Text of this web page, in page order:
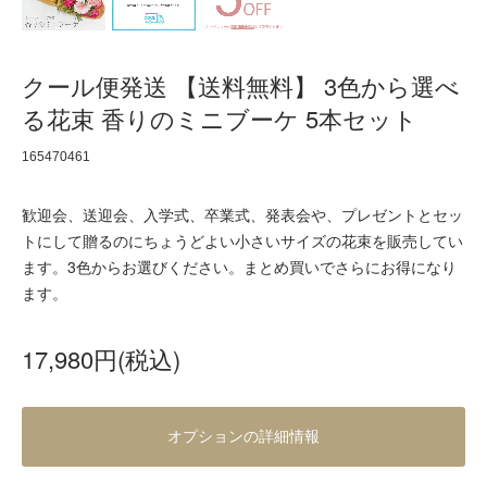
クール便発送 【送料無料】 3色から選べ
る花束 香りのミニブーケ 5本セット
165470461
歓迎会、送迎会、入学式、卒業式、発表会や、プレゼントとセッ
トにして贈るのにちょうどよい小さいサイズの花束を販売してい
ます。3色からお選びください。まとめ買いでさらにお得になり
ます。
17,980円(税込)
オプションの詳細情報